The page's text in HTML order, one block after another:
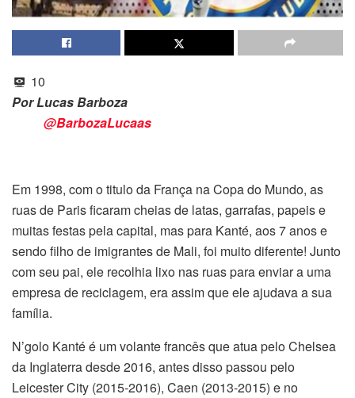
10
Por Lucas Barboza
@BarbozaLucaas
Em 1998, com o titulo da França na Copa do Mundo, as
ruas de Paris ficaram cheias de latas, garrafas, papeis e
muitas festas pela capital, mas para Kanté, aos 7 anos e
sendo filho de imigrantes de Mali, foi muito diferente! Junto
com seu pai, ele recolhia lixo nas ruas para enviar a uma
empresa de reciclagem, era assim que ele ajudava a sua
família.
N’golo Kanté é um volante francês que atua pelo Chelsea
da Inglaterra desde 2016, antes disso passou pelo
Leicester City (2015-2016), Caen (2013-2015) e no